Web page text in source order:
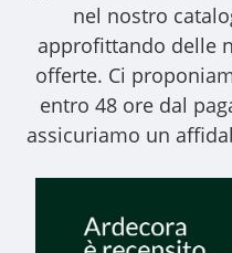
nel nostro
approfittando delle
offerte. Ci
entro 48 ore dal
assicuriamo un